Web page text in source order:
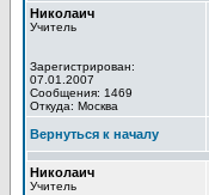
Николаич
Учитель
Зарегистрирован:
07.01.2007
Сообщения: 1469
Откуда: Москва
Вернуться к началу
Николаич
Учитель